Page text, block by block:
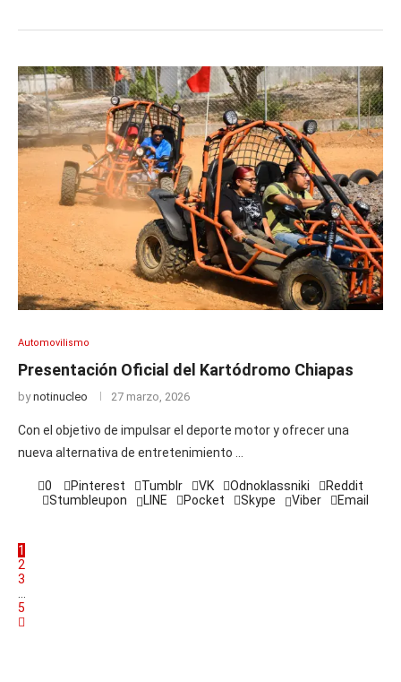
Automovilismo
Presentación Oficial del Kartódromo Chiapas
bynotinucleo 27 marzo, 2026
Con el objetivo de impulsar el deporte motor y ofrecer una
nueva alternativa de entretenimiento …
0 Pinterest Tumblr VK Odnoklassniki
Reddit
Stumbleupon
LINE Pocket Skype Viber Email
1
2
3
5